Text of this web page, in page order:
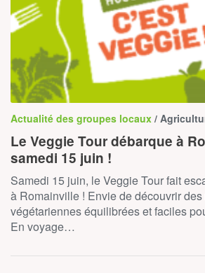
Actualité des groupes locaux /
Le Veggie Tour débarque à
samedi 15 juin !
Samedi 15 juin, le Veggie Tour fait
à Romainville ! Envie de découvrir des
végétariennes équilibrées et faciles
En voyage…